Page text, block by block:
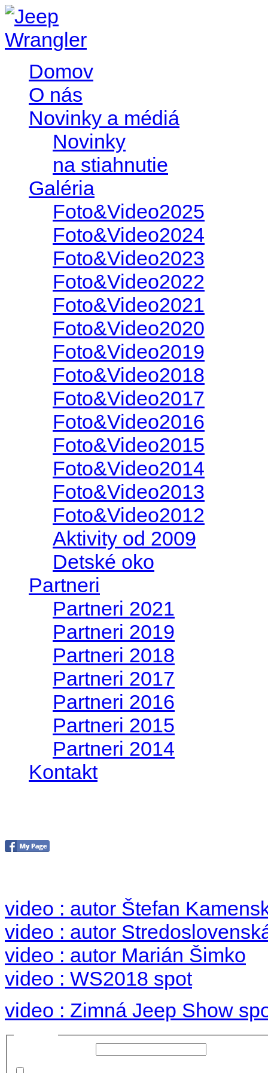
Domov
O nás
Novinky a médiá
Novinky
na stiahnutie
Galéria
Foto&Video2025
Foto&Video2024
Foto&Video2023
Foto&Video2022
Foto&Video2021
Foto&Video2020
Foto&Video2019
Foto&Video2018
Foto&Video2017
Foto&Video2016
Foto&Video2015
Foto&Video2014
Foto&Video2013
Foto&Video2012
Aktivity od 2009
Detské oko
Partneri
Partneri 2021
Partneri 2019
Partneri 2018
Partneri 2017
Partneri 2016
Partneri 2015
Partneri 2014
Kontakt
video : autor Štefan
video : autor
video : autor Marián Šimko
video : WS2018 spot
video : Zimná Jeep Show